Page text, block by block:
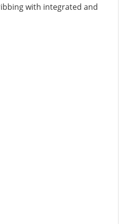
with integrated and